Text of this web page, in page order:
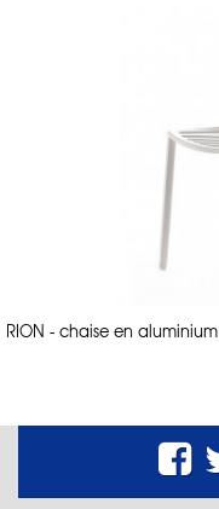
RION - chaise en aluminium